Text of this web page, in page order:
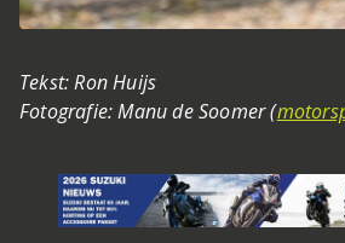
Tekst: Ron Huijs
Fotografie: Manu de Soomer (